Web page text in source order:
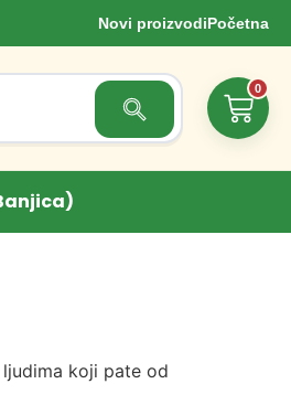
Novi proizvodiPočetna
Search Button
0
koji pate od